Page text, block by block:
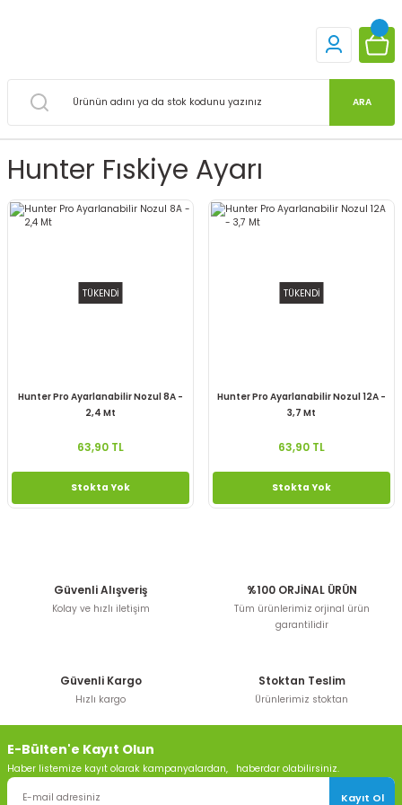
ARA
Hunter Fıskiye Ayarı
TÜKENDİ
Hunter Pro Ayarlanabilir Nozul 8A -
2,4 Mt
63,90 TL
Stokta Yok
TÜKENDİ
Hunter Pro Ayarlanabilir Nozul 12A -
3,7 Mt
63,90 TL
Stokta Yok
Güvenli Alışveriş
Kolay ve hızlı iletişim
%100 ORJİNAL ÜRÜN
Tüm ürünlerimiz orjinal ürün
garantilidir
Güvenli Kargo
Hızlı kargo
Stoktan Teslim
Ürünlerimiz stoktan
E-Bülten'e Kayıt Olun
Haber listemize kayıt olarak kampanyalardan, haberdar olabilirsiniz.
Kayıt Ol